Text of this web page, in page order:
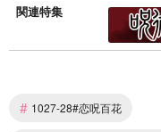
関連特集
# 1027-28#恋呪百花